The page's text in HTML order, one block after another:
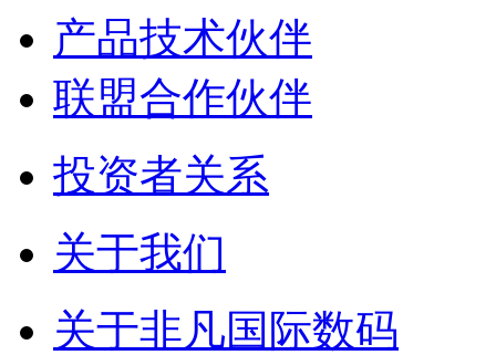
产品技术伙伴
联盟合作伙伴
投资者关系
关于我们
关于非凡国际数码